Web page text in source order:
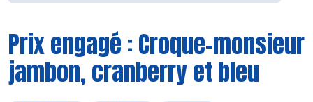
Prix engagé : Croque-monsieur
jambon, cranberry et bleu